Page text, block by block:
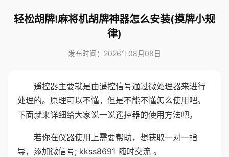
轻松胡牌!麻将机胡牌神器怎么安装(摸牌小规
律)
发布时间：2026年08月08日
遥控器主要就是由遥控信号通过微处理器来进行
处理的。原理可以不懂，但是不能不懂怎么使用吧。
下面就来详细给大家说一说遥控器的使用方法吧。
若你在仪器使用上需要帮助，想获取一对一指
导，添加微信号; kkss8691 随时交流 。